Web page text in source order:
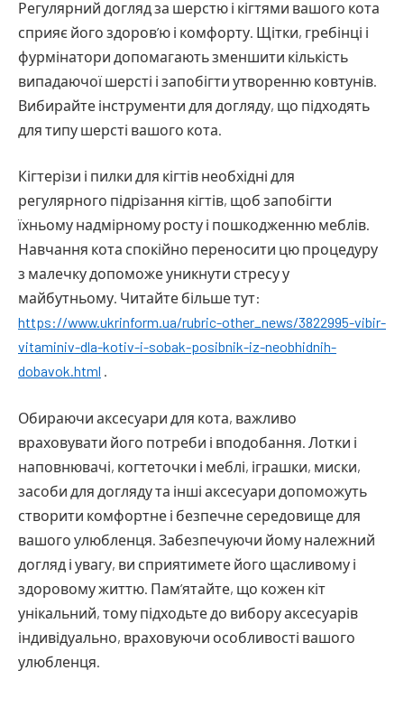
Регулярний догляд за шерстю і кігтями вашого кота
сприяє його здоров’ю і комфорту. Щітки, гребінці і
фурмінатори допомагають зменшити кількість
випадаючої шерсті і запобігти утворенню ковтунів.
Вибирайте інструменти для догляду, що підходять
для типу шерсті вашого кота.
Кігтерізи і пилки для кігтів необхідні для
регулярного підрізання кігтів, щоб запобігти
їхньому надмірному росту і пошкодженню меблів.
Навчання кота спокійно переносити цю процедуру
з малечку допоможе уникнути стресу у
майбутньому. Читайте більше тут:
https://www.ukrinform.ua/rubric-other_news/3822995-vibir-
vitaminiv-dla-kotiv-i-sobak-posibnik-iz-neobhidnih-
dobavok.html .
Обираючи аксесуари для кота, важливо
враховувати його потреби і вподобання. Лотки і
наповнювачі, когтеточки і меблі, іграшки, миски,
засоби для догляду та інші аксесуари допоможуть
створити комфортне і безпечне середовище для
вашого улюбленця. Забезпечуючи йому належний
догляд і увагу, ви сприятимете його щасливому і
здоровому життю. Пам’ятайте, що кожен кіт
унікальний, тому підходьте до вибору аксесуарів
індивідуально, враховуючи особливості вашого
улюбленця.